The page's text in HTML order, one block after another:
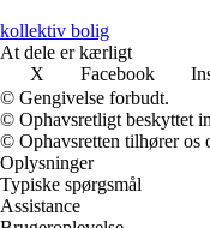
kollektiv bolig
At dele er kærligt
X
Facebook
© Gengivelse forbudt.
© Ophavsretligt beskyttet
© Ophavsretten tilhører os
Oplysninger
Typiske spørgsmål
Assistance